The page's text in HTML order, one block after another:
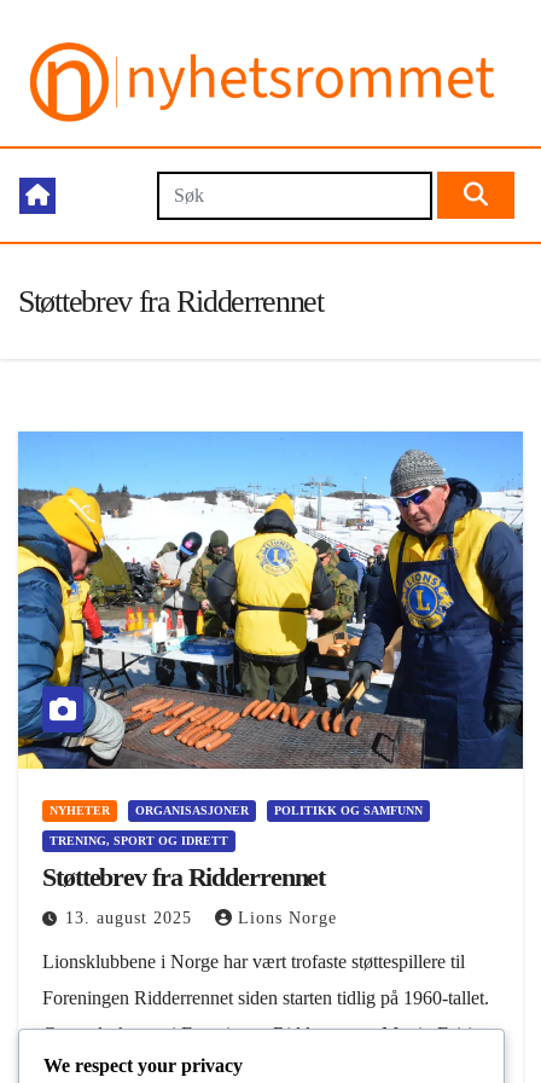
Støttebrev fra Ridderrennet
NYHETER ORGANISASJONER POLITIKK OG SAMFUNN
TRENING, SPORT OG IDRETT
Støttebrev fra Ridderrennet
13. august 2025 Lions Norge
Lionsklubbene i Norge har vært trofaste støttespillere til
Foreningen Ridderrennet siden starten tidlig på 1960-tallet.
Generalsekretær i Foreningen Ridderrennet, Martin Feiring
Sletten orienterer om status for Ridder-arrangementene i
We respect your privacy